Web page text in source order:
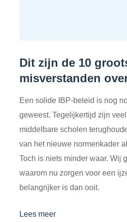
Dit zijn de 10
misverstanden
Een solide IBP-beleid is nog
geweest. Tegelijkertijd zijn
middelbare scholen
van het nieuwe normenkader
Toch is niets minder waar. Wij
waarom nu zorgen voor een
belangrijker is dan ooit.
Lees meer